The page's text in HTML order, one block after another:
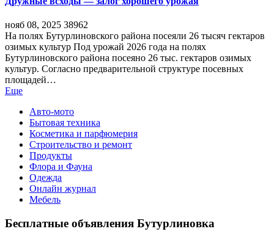
нояб 08, 2025 38962
На полях Бутурлиновского района посеяли 26 тысяч гектаров
озимых культур Под урожай 2026 года на полях
Бутурлиновского района посеяно 26 тыс. гектаров озимых
культур. Согласно предварительной структуре посевных
площадей…
Еще
Авто-мото
Бытовая техника
Косметика и парфюмерия
Строительство и ремонт
Продукты
Флора и Фауна
Одежда
Онлайн журнал
Мебель
Бесплатные объявления Бутурлиновка